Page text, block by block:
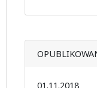
01.11.2018